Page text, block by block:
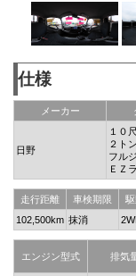
仕様
メーカー
日野
１０
２ト
フル
ＥＺ
走行距離 車検期限
102,500km 抹消
エンジン型式 排気